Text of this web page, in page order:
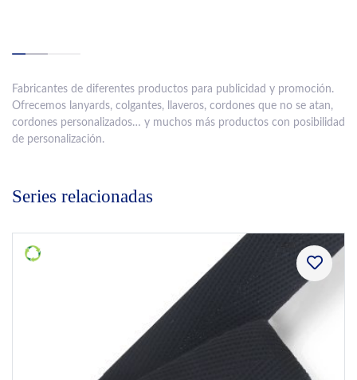
Fabricantes de diferentes productos para publicidad y promoción.
Ofrecemos lanyards, colgantes, llaveros, cordones que no se atan,
cordones personalizados… y muchos más productos con posibilidad
de personalización.
Series relacionadas